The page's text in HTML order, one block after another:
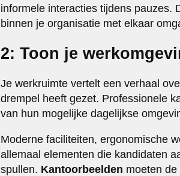
informele interacties tijdens pauzes.
binnen je organisatie met elkaar
2: Toon je
Je werkruimte vertelt een verhaal
drempel heeft gezet. Professionele
van hun mogelijke dagelijkse
Moderne faciliteiten, ergonomische
allemaal elementen die kandidaten
spullen. Kantoorbeelden moeten